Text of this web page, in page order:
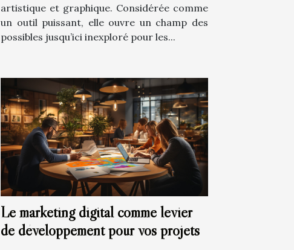
artistique et graphique. Considérée comme
un outil puissant, elle ouvre un champ des
possibles jusqu’ici inexploré pour les...
Le marketing digital comme levier
de développement pour vos projets